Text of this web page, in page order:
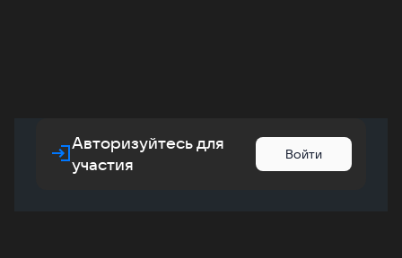
Авторизуйтесь для
участия
Войти